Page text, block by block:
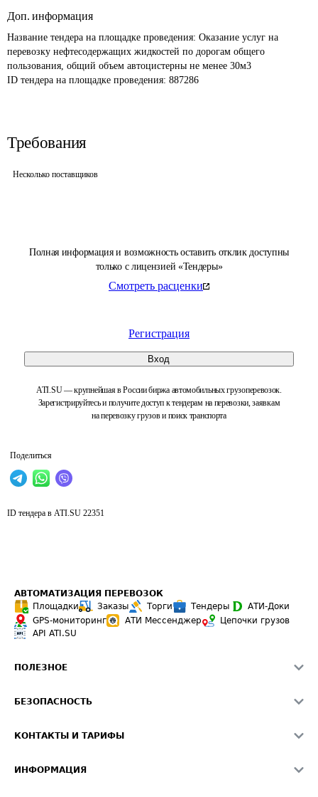
Полная информация и возможность оставить отклик доступны
только с лицензией «Тендеры»
Смотреть расценки
Регистрация
Вход
ATI.SU — крупнейшая в России биржа автомобильных грузоперевозок.
Зарегистрируйтесь и получите доступ к тендерам на перевозки, заявкам
на перевозку грузов и поиск транспорта
Поделиться
Доп. информация
Название тендера на площадке проведения: Оказание услуг на
перевозку нефтесодержащих жидкостей по дорогам общего
пользования, общий объем автоцистерны не менее 30м3
ID тендера на площадке проведения: 887286
Требования
Несколько поставщиков
ID тендера в ATI.SU 22351
АВТОМАТИЗАЦИЯ ПЕРЕВОЗОК
Площадки
Заказы Торги Тендеры
АТИ-Доки
GPS-мониторинг
АТИ Мессенджер
Цепочки грузов
API ATI.SU
ПОЛЕЗНОЕ
Звезды ATI.SU на вашем сайте
Средние ставки
БЕЗОПАСНОСТЬ
Светофор+
КОНТАКТЫ И ТАРИФЫ
ИНФОРМАЦИЯ